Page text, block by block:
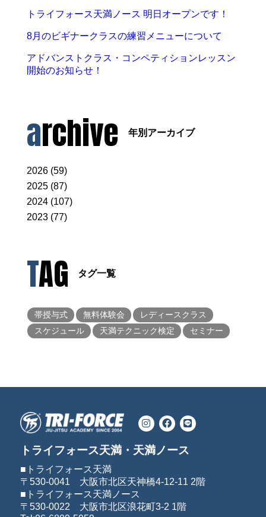
トライフォース天満ノース 明日オープンです！
8月のビギナークラスの練習メニューについて
アドバンストクラス・コンペティションレッスン
開始のお知らせ！
archive 年別アーカイブ
2026 (59)
2025 (87)
2024 (107)
2023 (77)
TAG タグ一覧
帯授与式 無料体験会
レディースクラス
スケジュール
天満テクニック検定 セミナー
トライフォース天満・天満ノース
■トライフォース天満
〒530-0041 大阪市北区天神橋4-12-11 2階
■トライフォース天満ノース
〒530-0022 大阪市北区浪花町3-2 1階